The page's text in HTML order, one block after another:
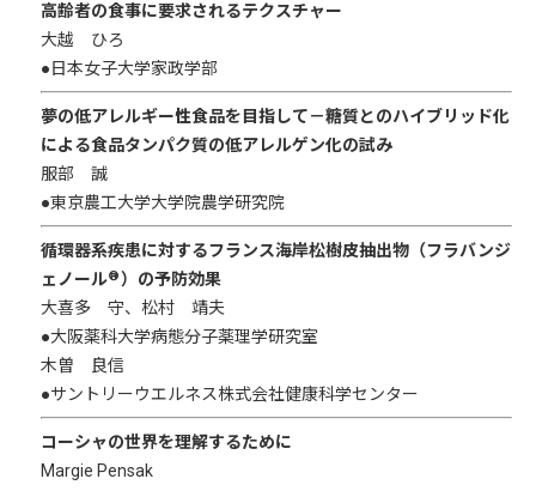
高齢者の食事に要求されるテクスチャー
大越 ひろ
●日本女子大学家政学部
夢の低アレルギー性食品を目指して－糖質とのハイブリッド化
による食品タンパク質の低アレルゲン化の試み
服部 誠
●東京農工大学大学院農学研究院
循環器系疾患に対するフランス海岸松樹皮抽出物（フラバンジ
ェノール®）の予防効果
大喜多 守、松村 靖夫
●大阪薬科大学病態分子薬理学研究室
木曽 良信
●サントリーウエルネス株式会社健康科学センター
コーシャの世界を理解するために
Margie Pensak